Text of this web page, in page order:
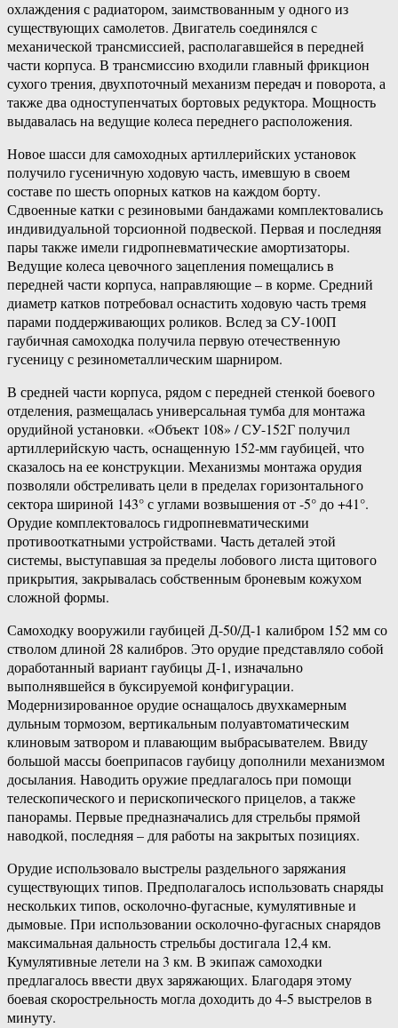
охлаждения с радиатором, заимствованным у одного из
существующих самолетов. Двигатель соединялся с
механической трансмиссией, располагавшейся в передней
части корпуса. В трансмиссию входили главный фрикцион
сухого трения, двухпоточный механизм передач и поворота, а
также два одноступенчатых бортовых редуктора. Мощность
выдавалась на ведущие колеса переднего расположения.
Новое шасси для самоходных артиллерийских установок
получило гусеничную ходовую часть, имевшую в своем
составе по шесть опорных катков на каждом борту.
Сдвоенные катки с резиновыми бандажами комплектовались
индивидуальной торсионной подвеской. Первая и последняя
пары также имели гидропневматические амортизаторы.
Ведущие колеса цевочного зацепления помещались в
передней части корпуса, направляющие – в корме. Средний
диаметр катков потребовал оснастить ходовую часть тремя
парами поддерживающих роликов. Вслед за СУ-100П
гаубичная самоходка получила первую отечественную
гусеницу с резинометаллическим шарниром.
В средней части корпуса, рядом с передней стенкой боевого
отделения, размещалась универсальная тумба для монтажа
орудийной установки. «Объект 108» / СУ-152Г получил
артиллерийскую часть, оснащенную 152-мм гаубицей, что
сказалось на ее конструкции. Механизмы монтажа орудия
позволяли обстреливать цели в пределах горизонтального
сектора шириной 143° с углами возвышения от -5° до +41°.
Орудие комплектовалось гидропневматическими
противооткатными устройствами. Часть деталей этой
системы, выступавшая за пределы лобового листа щитового
прикрытия, закрывалась собственным броневым кожухом
сложной формы.
Самоходку вооружили гаубицей Д-50/Д-1 калибром 152 мм со
стволом длиной 28 калибров. Это орудие представляло собой
доработанный вариант гаубицы Д-1, изначально
выполнявшейся в буксируемой конфигурации.
Модернизированное орудие оснащалось двухкамерным
дульным тормозом, вертикальным полуавтоматическим
клиновым затвором и плавающим выбрасывателем. Ввиду
большой массы боеприпасов гаубицу дополнили механизмом
досылания. Наводить оружие предлагалось при помощи
телескопического и перископического прицелов, а также
панорамы. Первые предназначались для стрельбы прямой
наводкой, последняя – для работы на закрытых позициях.
Орудие использовало выстрелы раздельного заряжания
существующих типов. Предполагалось использовать снаряды
нескольких типов, осколочно-фугасные, кумулятивные и
дымовые. При использовании осколочно-фугасных снарядов
максимальная дальность стрельбы достигала 12,4 км.
Кумулятивные летели на 3 км. В экипаж самоходки
предлагалось ввести двух заряжающих. Благодаря этому
боевая скорострельность могла доходить до 4-5 выстрелов в
минуту.